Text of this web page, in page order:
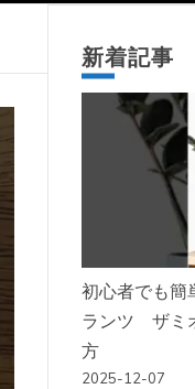
新着記事
初心者でも簡
ランツ ザミ
方
2025-12-07